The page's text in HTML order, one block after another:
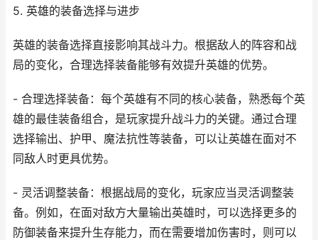
5. 英雄的装备选择与进步
英雄的装备选择直接影响其战斗力。根据敌人的阵容和战
局的变化，合理选择装备能够有效提升英雄的优势。
- 合理选择装备：每个英雄有不同的核心装备，熟悉每个英
雄的最佳装备组合，是玩家提升战斗力的关键。通过合理
选择输出、护甲、魔法抗性等装备，可以让英雄在面对不
同敌人时更具优势。
- 灵活调整装备：根据战局的变化，玩家应当灵活调整装
备。例如，在面对敌方大量输出英雄时，可以选择更多的
防御装备来提升生存能力，而在需要增加伤害时，则可以